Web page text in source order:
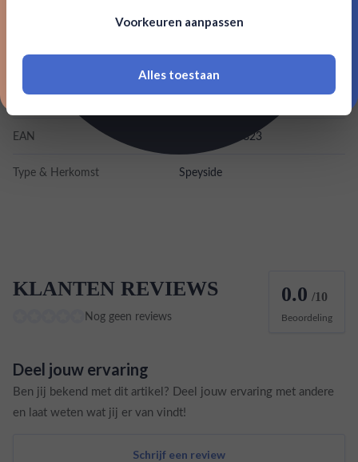
18 jaar of ouder zijn
Inhoud
Land van herkomst Schotland
EAN 5010314306823
Type & Herkomst Speyside
KLANTEN REVIEWS
Nog geen reviews
0.0 /10
Beoordeling
Deel jouw ervaring
Ben jij bekend met dit artikel? Deel jouw ervaring met andere
en laat weten wat jij er van vindt!
Schrijf een review
Voorkeuren aanpassen
Alles toestaan